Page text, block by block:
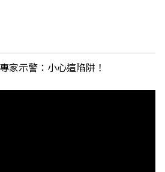
家示警：小心這陷阱！